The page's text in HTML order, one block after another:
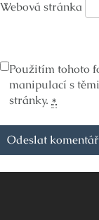
Webová stránka
Použitím tohoto
manipulací s
stránky. *